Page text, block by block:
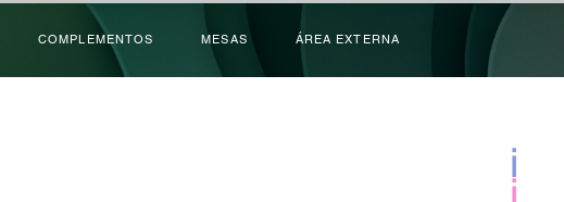
COMPLEMENTOS MESAS ÁREA EXTERNA